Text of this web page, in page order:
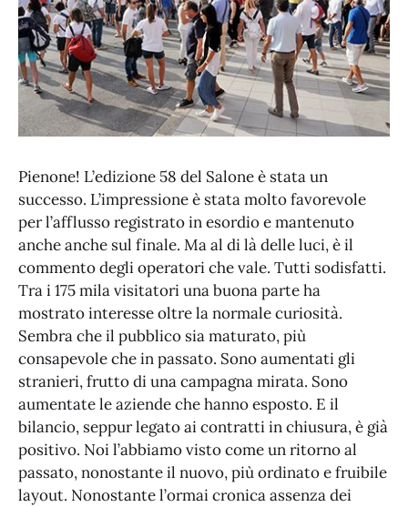
Pienone! L’edizione 58 del Salone è stata un
successo. L’impressione è stata molto favorevole
per l’afflusso registrato in esordio e mantenuto
anche anche sul finale. Ma al di là delle luci, è il
commento degli operatori che vale. Tutti sodisfatti.
Tra i 175 mila visitatori una buona parte ha
mostrato interesse oltre la normale curiosità.
Sembra che il pubblico sia maturato, più
consapevole che in passato. Sono aumentati gli
stranieri, frutto di una campagna mirata. Sono
aumentate le aziende che hanno esposto. E il
bilancio, seppur legato ai contratti in chiusura, è già
positivo. Noi l’abbiamo visto come un ritorno al
passato, nonostante il nuovo, più ordinato e fruibile
layout. Nonostante l’ormai cronica assenza dei